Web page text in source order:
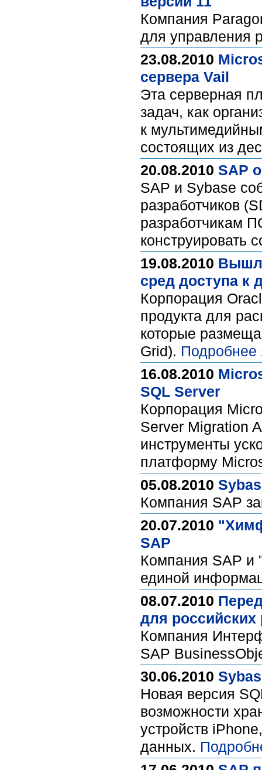
Компания
для управления
23.08.2010
сервера Vail
Эта серверная
задач, как
к
состоящих из
20.08.2010 SAP
SAP и Sybase
разработчиков
разработчикам
конструировать
19.08.2010
сред доступа к
Корпорация
продукта для
которые
Grid). Подробнее
16.08.2010
SQL Server
Корпорация
Server Migration
инструменты
платформу
05.08.2010
Компания SAP
20.07.2010
SAP
Компания SAP и
единой
08.07.2010
для российских
Компания
SAP
30.06.2010
Новая версия
возможности
устройств
данных.